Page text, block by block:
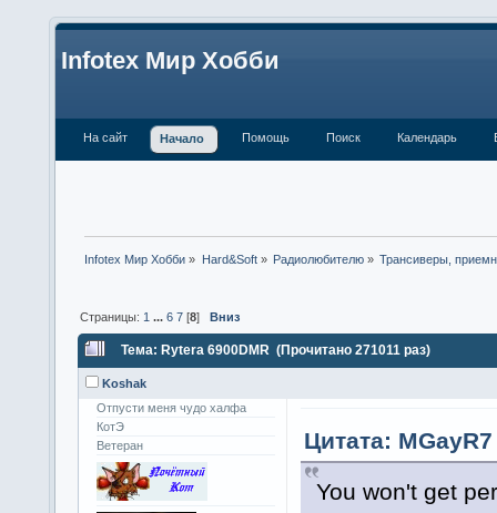
Infotex Мир Хобби
На сайт Начало Помощь Поиск Календарь
Infotex Мир Хобби » Hard&Soft» Радиолюбителю» Трансиверы,
Страницы: 1 ...6 7 [8]Вниз
Тема: Rytera 6900DMR (Прочитано 271011 раз)
Koshak
Отпусти меня чудо халфа
КотЭ
Ветеран
Цитата:
You won't get